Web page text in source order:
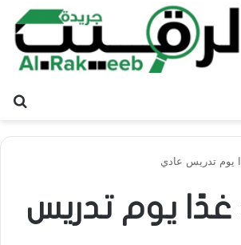
يوم تدريس عادي
غدًا يوم تدريس